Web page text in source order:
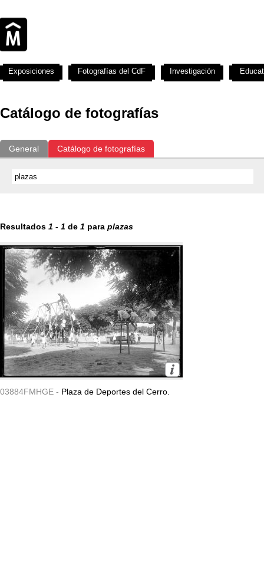
Catálogo de fotografías
General Catálogo de fotografías
Resultados 1 - 1 de 1 para plazas
03884FMHGE - Plaza de Deportes del Cerro.
Exposiciones Fotografías del CdF Investigación